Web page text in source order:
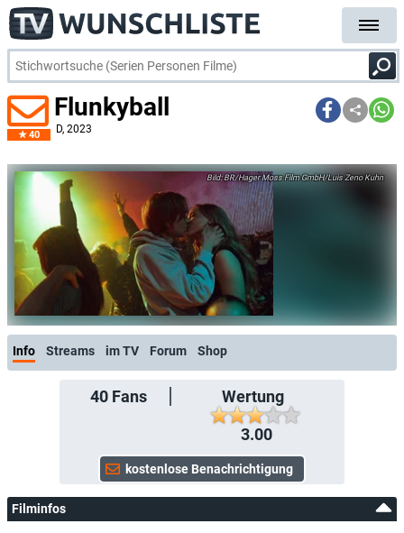
40
Flunkyball
D, 2023
BR/Hager Moss Film GmbH/Luis Zeno Kuhn
Info Streams im TV Forum Shop
40Fans
Wertung
3.00
Filminfos